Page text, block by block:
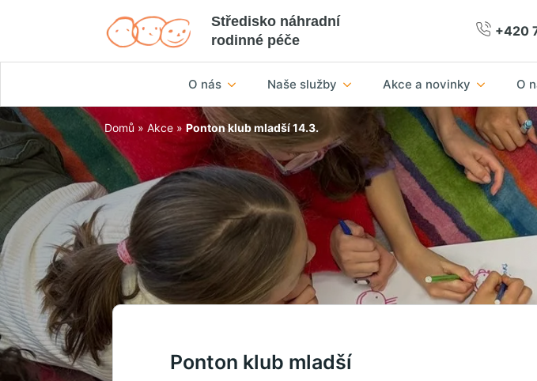
Středisko náhradní
rodinné péče
+420
O nás Naše služby Akce a novinky O
Domů » Akce » Ponton klub mladší 14.3.
Ponton klub mladší